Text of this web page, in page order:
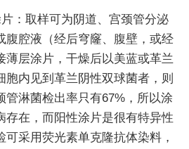
：取样可为阴道、宫颈管分泌
腹腔液（经后穹窿、腹壁，或经
薄层涂片，干燥后以美蓝或革兰
胞内见到革兰阴性双球菌者，则
管淋菌检出率只有67%，所以涂
存在，而阳性涂片是很有特异性
采用荧光素单克隆抗体染料，